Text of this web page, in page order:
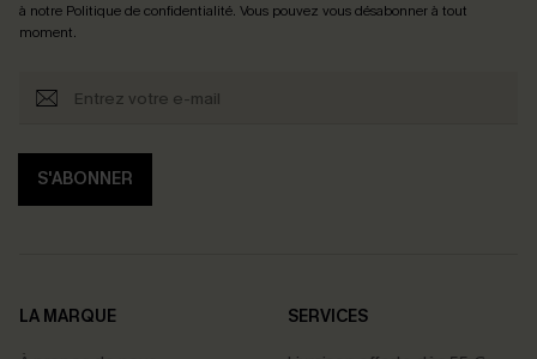
à notre Politique de confidentialité. Vous pouvez vous désabonner à tout
moment.
S'ABONNER
LA MARQUE
SERVICES